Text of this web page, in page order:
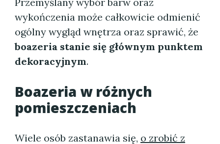
wykończenia może całkowicie odmienić
ogólny wygląd wnętrza oraz sprawić, że
boazeria stanie się głównym punktem
dekoracyjnym.
Boazeria w różnych
pomieszczeniach
Wiele osób zastanawia się, o zrobić z